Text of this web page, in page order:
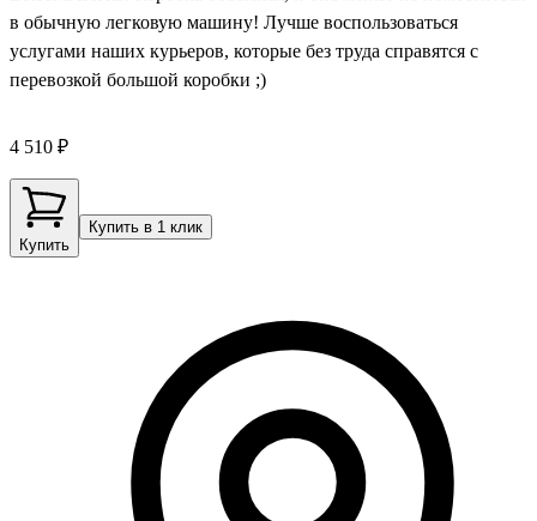
в обычную легковую машину! Лучше воспользоваться
услугами наших курьеров, которые без труда справятся с
перевозкой большой коробки ;)
4 510 ₽
Купить
Купить в 1 клик